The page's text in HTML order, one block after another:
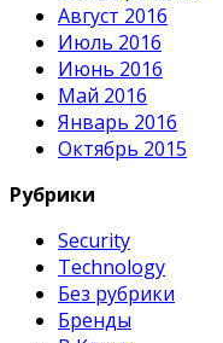
Август 2016
Июль 2016
Июнь 2016
Май 2016
Январь 2016
Октябрь 2015
Рубрики
Security
Technology
Без рубрики
Бренды